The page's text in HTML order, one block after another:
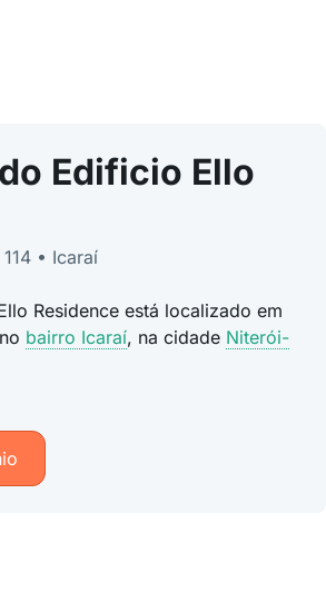
Edificio Ello
• Icaraí
Residence está localizado em
no bairro Icaraí, na cidade Niterói-